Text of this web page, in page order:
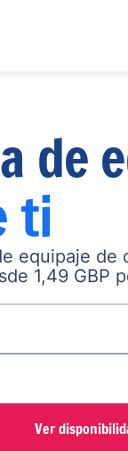
de
ti
equipaje de
1,49 GBP
Ver